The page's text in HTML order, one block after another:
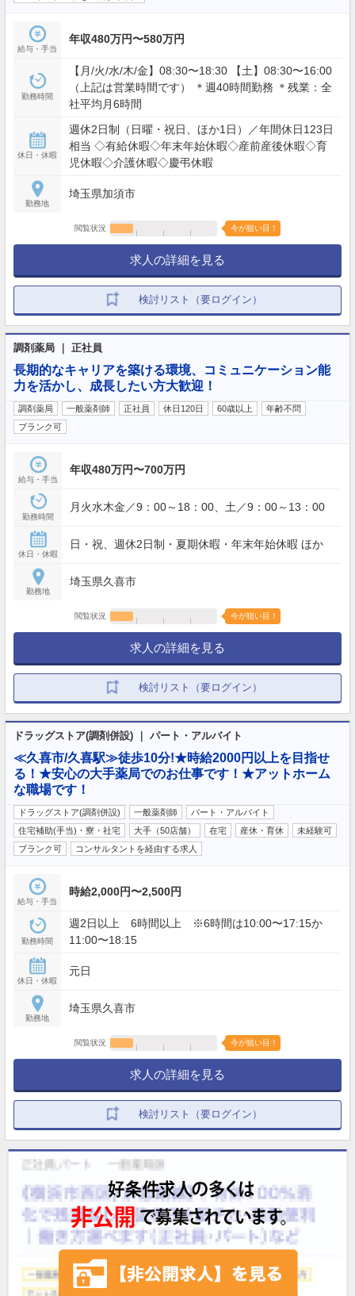
給与・手当
年収480万円〜580万円
勤務時間
【月/火/水/木/金】08:30〜18:30 【土】08:30〜16:00
（上記は営業時間です） ＊週40時間勤務 ＊残業：全
社平均月6時間
休日・休暇
週休2日制（日曜・祝日、ほか1日）／年間休日123日
相当 ◇有給休暇◇年末年始休暇◇産前産後休暇◇育
児休暇◇介護休暇◇慶弔休暇
勤務地
埼玉県加須市
閲覧状況 今が狙い目！
求人の詳細を見る
検討リスト（要ログイン）
調剤薬局 ｜ 正社員
長期的なキャリアを築ける環境、コミュニケーション能
力を活かし、成長したい方大歓迎！
調剤薬局 一般薬剤師 正社員 休日120日 60歳以上
年齢不問
ブランク可
給与・手当
年収480万円〜700万円
勤務時間
月火水木金／9：00～18：00、土／9：00～13：00
休日・休暇
日・祝、週休2日制・夏期休暇・年末年始休暇 ほか
勤務地
埼玉県久喜市
閲覧状況 今が狙い目！
求人の詳細を見る
検討リスト（要ログイン）
ドラッグストア(調剤併設) ｜ パート・アルバイト
≪久喜市/久喜駅≫徒歩10分!★時給2000円以上を目指せ
る！★安心の大手薬局でのお仕事です！★アットホーム
な職場です！
ドラッグストア(調剤併設) 一般薬剤師
パート・アルバイト
住宅補助(手当)・寮・社宅
大手（50店舗） 在宅 産休・育休
未経験可
ブランク可
コンサルタントを経由する求人
給与・手当
時給2,000円〜2,500円
勤務時間
週2日以上 6時間以上 ※6時間は10:00〜17:15か
11:00〜18:15
休日・休暇
元日
勤務地
埼玉県久喜市
閲覧状況 今が狙い目！
求人の詳細を見る
検討リスト（要ログイン）